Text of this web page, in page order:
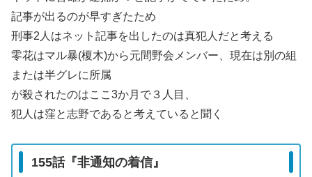
記事が出るのが早すぎたため
刑事2人はネット記事を出したのは真犯人だと考える
零花はマル暴(榎木)から元間野会メンバー、現在は別の組
または半グレに所属
が殺されたのはここ3か月で３人目、
犯人は窪と志野であると考えていると聞く
155話『非通知の着信』